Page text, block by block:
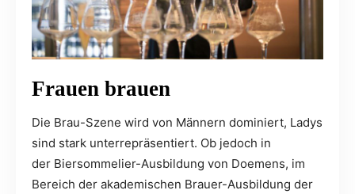
Frauen brauen
Die Brau-Szene wird von Männern dominiert, Ladys
sind stark unterrepräsentiert. Ob jedoch in
der Biersommelier-Ausbildung von Doemens, im
Bereich der akademischen Brauer-Ausbildung der